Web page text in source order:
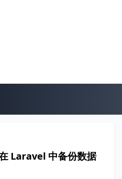
Laravel 中备份数据